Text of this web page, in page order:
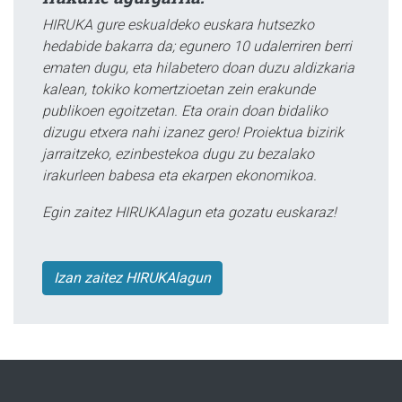
HIRUKA gure eskualdeko euskara hutsezko
hedabide bakarra da; egunero 10 udalerriren berri
ematen dugu, eta hilabetero doan duzu aldizkaria
kalean, tokiko komertzioetan zein erakunde
publikoen egoitzetan. Eta orain doan bidaliko
dizugu etxera nahi izanez gero! Proiektua bizirik
jarraitzeko, ezinbestekoa dugu zu bezalako
irakurleen babesa eta ekarpen ekonomikoa.
Egin zaitez HIRUKAlagun eta gozatu euskaraz!
Izan zaitez HIRUKAlagun